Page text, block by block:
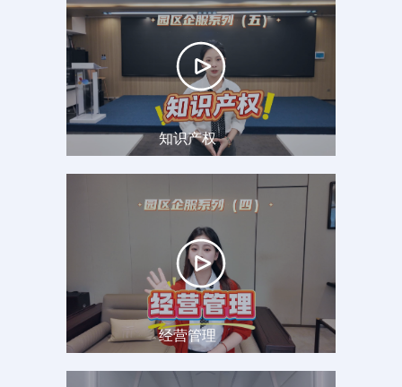
知识产权
经营管理